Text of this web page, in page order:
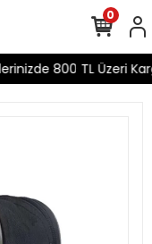
800 TL Üzeri
0